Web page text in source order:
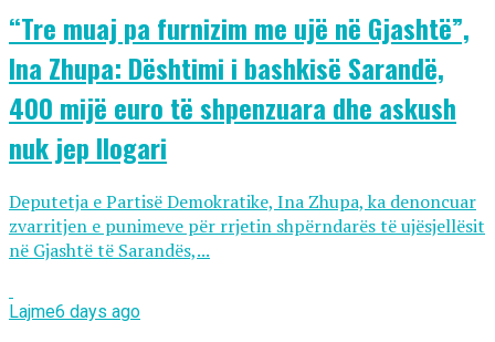
“Tre muaj pa furnizim me ujë në Gjashtë”,
Ina Zhupa: Dështimi i bashkisë Sarandë,
400 mijë euro të shpenzuara dhe askush
nuk jep llogari
Deputetja e Partisë Demokratike, Ina Zhupa, ka denoncuar
zvarritjen e punimeve për rrjetin shpërndarës të ujësjellësit
në Gjashtë të Sarandës,...
Lajme6 days ago